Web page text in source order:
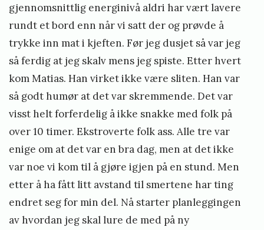
gjennomsnittlig energinivå aldri har vært lavere
rundt et bord enn når vi satt der og prøvde å
trykke inn mat i kjeften. Før jeg dusjet så var jeg
så ferdig at jeg skalv mens jeg spiste. Etter hvert
kom Matias. Han virket ikke være sliten. Han var
så godt humør at det var skremmende. Det var
visst helt forferdelig å ikke snakke med folk på
over 10 timer. Ekstroverte folk ass. Alle tre var
enige om at det var en bra dag, men at det ikke
var noe vi kom til å gjøre igjen på en stund. Men
etter å ha fått litt avstand til smertene har ting
endret seg for min del. Nå starter planleggingen
av hvordan jeg skal lure de med på ny